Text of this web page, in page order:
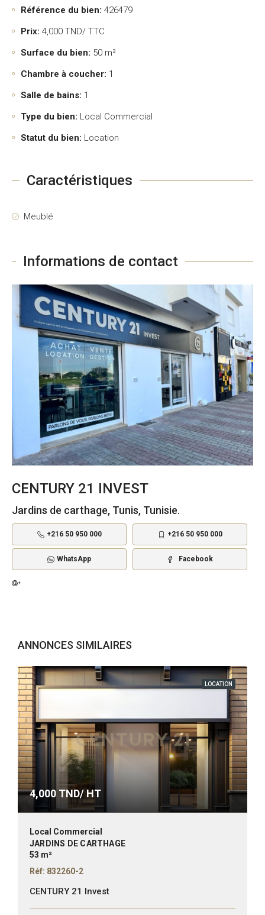
Référence du bien: 426479
Prix: 4,000 TND/ TTC
Surface du bien: 50 m²
Chambre à coucher: 1
Salle de bains: 1
Type du bien: Local Commercial
Statut du bien: Location
Caractéristiques
Meublé
Informations de contact
CENTURY 21 INVEST
Jardins de carthage, Tunis, Tunisie.
+216 50 950 000 +216 50 950 000
WhatsApp Facebook
ANNONCES SIMILAIRES
LOCATION
4,000 TND/ HT
Local Commercial
JARDINS DE CARTHAGE
53 m²
Réf: 832260-2
CENTURY 21 Invest